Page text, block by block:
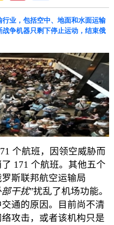
业，包括空中、地面和水面运输
争机器只剩下停止运动，结束俄
个航班，因领空威胁而
171 个航班。其他五个
斯联邦航空运输局
干扰”扰乱了机场功能。
通的原因。目前尚不清
攻击，或者该机构只是